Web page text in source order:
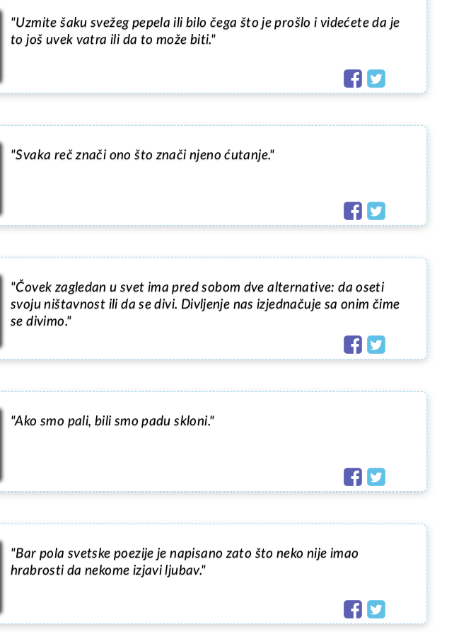
"Uzmite šaku svežeg pepela ili bilo čega što je prošlo i videćete da je
to još uvek vatra ili da to može biti."
"Svaka reč znači ono što znači njeno ćutanje."
"Čovek zagledan u svet ima pred sobom dve alternative: da oseti
svoju ništavnost ili da se divi. Divljenje nas izjednačuje sa onim čime
se divimo."
"Ako smo pali, bili smo padu skloni."
"Bar pola svetske poezije je napisano zato što neko nije imao
hrabrosti da nekome izjavi ljubav."